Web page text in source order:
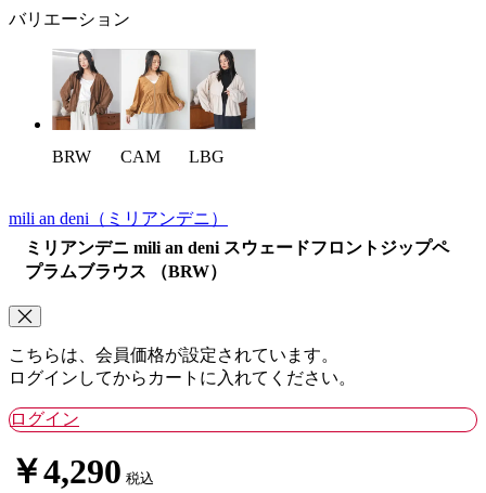
バリエーション
BRW CAM LBG
mili an deni （ミリアンデニ）
ミリアンデニ mili an deni スウェードフロントジップペ
プラムブラウス （BRW）
こちらは、会員価格が設定されています。
ログインしてからカートに入れてください。
ログイン
￥4,290 税込